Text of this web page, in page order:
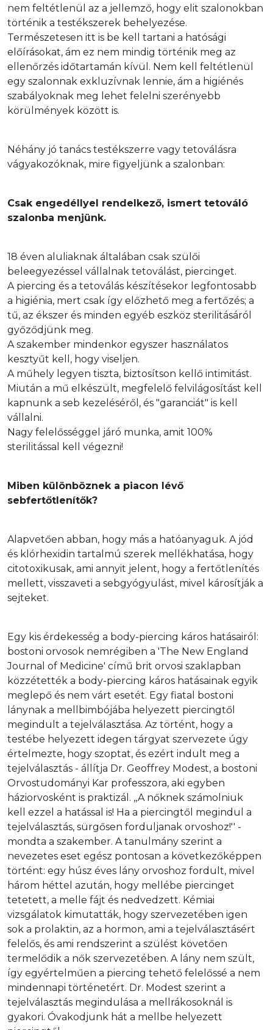
nem feltétlenül az a jellemző, hogy elit szalonokban
történik a testékszerek behelyezése.
Természetesen itt is be kell tartani a hatósági
előírásokat, ám ez nem mindig történik meg az
ellenőrzés időtartamán kívül. Nem kell feltétlenül
egy szalonnak exkluzívnak lennie, ám a higiénés
szabályoknak meg lehet felelni szerényebb
körülmények között is.
Néhány jó tanács testékszerre vagy tetoválásra
vágyakozóknak, mire figyeljünk a szalonban:
Csak engedéllyel rendelkező, ismert tetováló
szalonba menjünk.
18 éven aluliaknak általában csak szülői
beleegyezéssel vállalnak tetoválást, piercinget.
A piercing és a tetoválás készítésekor legfontosabb
a higiénia, mert csak így előzhető meg a fertőzés; a
tű, az ékszer és minden egyéb eszköz sterilitásáról
győződjünk meg.
A szakember mindenkor egyszer használatos
kesztyűt kell, hogy viseljen.
A műhely legyen tiszta, biztosítson kellő intimitást.
Miután a mű elkészült, megfelelő felvilágosítást kell
kapnunk a seb kezeléséről, és "garanciát" is kell
vállalni.
Nagy felelősséggel járó munka, amit 100%
sterilitással kell végezni!
Miben különböznek a piacon lévő
sebfertőtlenítők?
Alapvetően abban, hogy más a hatóanyaguk. A jód
és klórhexidin tartalmú szerek mellékhatása, hogy
citotoxikusak, ami annyit jelent, hogy a fertőtlenítés
mellett, visszaveti a sebgyógyulást, mivel károsítják a
sejteket.
Egy kis érdekesség a body-piercing káros hatásairól:
bostoni orvosok nemrégiben a 'The New England
Journal of Medicine' című brit orvosi szaklapban
közzétették a body-piercing káros hatásainak egyik
meglepő és nem várt esetét. Egy fiatal bostoni
lánynak a mellbimbójába helyezett piercingtől
megindult a tejelválasztása. Az történt, hogy a
testébe helyezett idegen tárgyat szervezete úgy
értelmezte, hogy szoptat, és ezért indult meg a
tejelválasztás - állítja Dr. Geoffrey Modest, a bostoni
Orvostudományi Kar professzora, aki egyben
háziorvosként is praktizál. ,,A nőknek számolniuk
kell ezzel a hatással is! Ha a piercingtől megindul a
tejelválasztás, sürgősen forduljanak orvoshoz!'' -
mondta a szakember. A tanulmány szerint a
nevezetes eset egész pontosan a következőképpen
történt: egy húsz éves lány orvoshoz fordult, mivel
három héttel azután, hogy mellébe piercinget
tetetett, a melle fájt és nedvedzett. Kémiai
vizsgálatok kimutatták, hogy szervezetében igen
sok a prolaktin, az a hormon, ami a tejelválasztásért
felelős, és ami rendszerint a szülést követően
termelődik a nők szervezetében. A lány nem szült,
így egyértelműen a piercing tehető felelőssé a nem
mindennapi történetért. Dr. Modest szerint a
tejelválasztás megindulása a mellrákosoknál is
gyakori. Óvakodjunk hát a mellbe helyezett